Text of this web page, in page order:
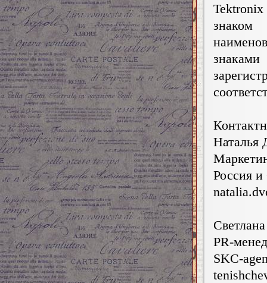
Наталья
Россия
PR-
SKC-